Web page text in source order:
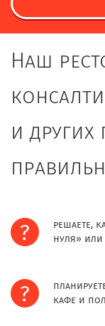
Наш
и
решаете,
нуля»
кафе и